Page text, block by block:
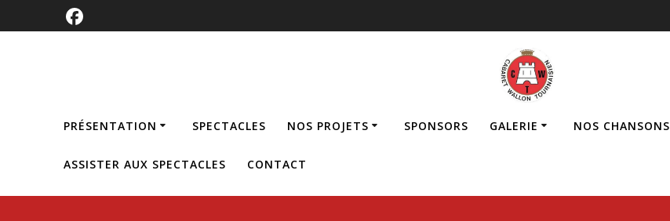
PRÉSENTATION SPECTACLES NOS PROJETS SPONSORS GALERIE NOS CHANSONS
ASSISTER AUX SPECTACLES CONTACT